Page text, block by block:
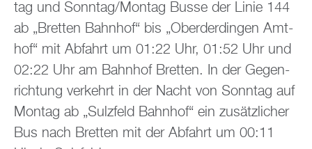
tag und Sonn­tag/Mon­tag Busse der Linie 144
ab „Brett­en Bahn­hof“ bis „Ober­der­din­gen Amt­
hof“ mit Ab­fahrt um 01:22 Uhr, 01:52 Uhr und
02:22 Uhr am Bahn­hof Brett­en. In der Ge­gen­
rich­tung ver­kehrt in der Nacht von Sonn­tag auf
Mon­tag ab „Sulz­feld Bahn­hof“ ein zu­sätz­li­cher
Bus nach Brett­en mit der Ab­fahrt um 00:11